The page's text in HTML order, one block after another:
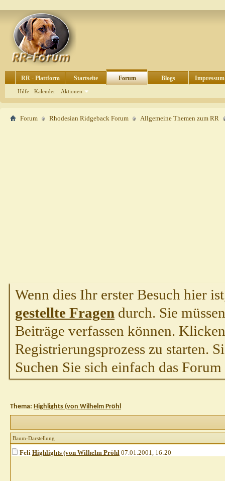
RR - Plattform Startseite Forum
Hilfe Kalender Aktionen
Blogs Impressum
Forum Rhodesian Ridgeback Forum Allgemeine Themen zum RR
Wenn dies Ihr erster Besuch hier
gestellte Fragen durch. Sie
Beiträge verfassen können.
Registrierungsprozess zu starten.
Suchen Sie sich einfach das
Thema: Highlights (von Wilhelm Pröhl
Baum-Darstellung
Feli Highlights (von Wilhelm Pröhl 07.01.2001, 16:20